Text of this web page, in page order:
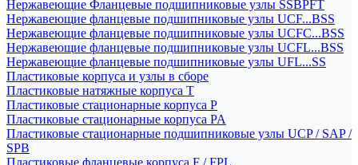
Нержавеющие Фланцевые подшипниковые узлы SSBPFT
Нержавеющие фланцевые подшипниковые узлы UCF...BSS
Нержавеющие фланцевые подшипниковые узлы UCFC...BSS
Нержавеющие фланцевые подшипниковые узлы UCFL...BSS
Нержавеющие фланцевые подшипниковые узлы UFL...SS
Пластиковые корпуса и узлы в сборе
Пластиковые натяжные корпуса T
Пластиковые стационарные корпуса P
Пластиковые стационарные корпуса PA
Пластиковые стационарные подшипниковые узлы UCP / SAP /
SPB
Пластиковые фланцевые корпуса F / FPL